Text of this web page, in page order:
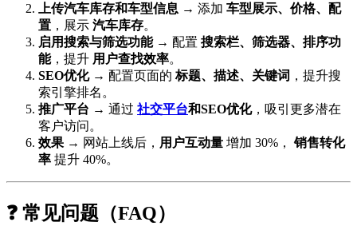
上传汽车库存和车型信息 → 添加 车型展示、价格、配
置 ，展示 汽车库存。
启用搜索与筛选功能→ 配置 搜索栏、筛选器、排序功
能，提升 用户查找效率。
SEO优化→ 配置页面的 标题、描述、关键词 ，提升搜
索引擎排名。
推广平台 → 通过 社交平台和SEO优化，吸引更多潜在
客户访问。
效果 → 网站上线后， 用户互动量 增加 30%，销售转化
率 提升 40%。
❓ 常见问题（FAQ）